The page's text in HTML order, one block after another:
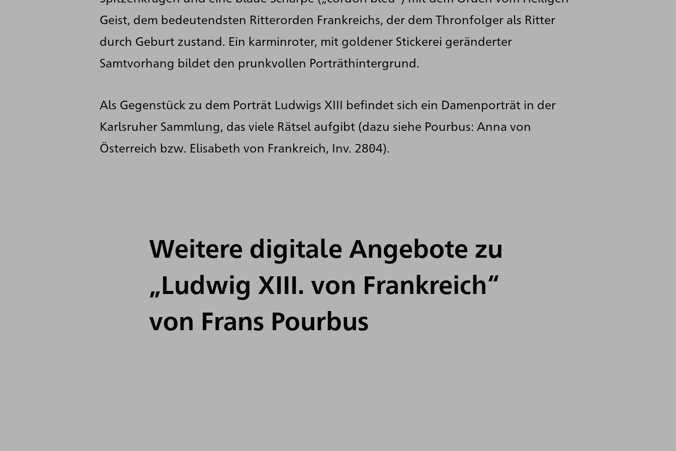
Geist, dem bedeutendsten Ritterorden Frankreichs, der dem Thronfolger als Ritter
durch Geburt zustand. Ein karminroter, mit goldener Stickerei geränderter
Samtvorhang bildet den prunkvollen Porträthintergrund.
Als Gegenstück zu dem Porträt Ludwigs XIII befindet sich ein Damenporträt in der
Karlsruher Sammlung, das viele Rätsel aufgibt (dazu siehe Pourbus: Anna von
Österreich bzw. Elisabeth von Frankreich, Inv. 2804).
Weitere digitale Angebote zu
„Ludwig XIII. von Frankreich“
von Frans Pourbus